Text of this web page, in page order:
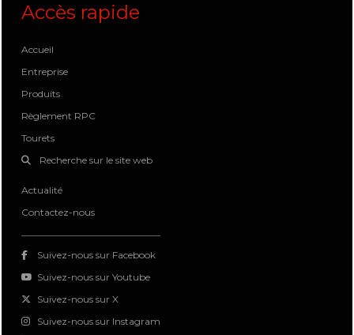
Accès rapide
Accueil
Entreprise
Produits
Règlement RPC
Tourets
Recherche sur le site web
Actualité
Contactez-nous
Suivez-nous sur Facebook
Suivez-nous sur Youtube
Suivez-nous sur X
Suivez-nous sur Instagram